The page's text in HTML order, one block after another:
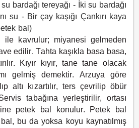
bardağı tereyağı -
İki su bardağı
su - Bir çay kaşığı Çankırı kaya
bal)
ile kavrulur; miyanesi gelmeden
edilir. Tahta kaşıkla basa basa,
Kıyır kıyır, tane tane olacak
gelmiş demektir. Arzuya göre
altı kızartılır, ters çevrilip öbür
tabağına yerleştirilir, ortası
petek bal konulur. Petek bal
bu da yoksa koyu kaynatılmış